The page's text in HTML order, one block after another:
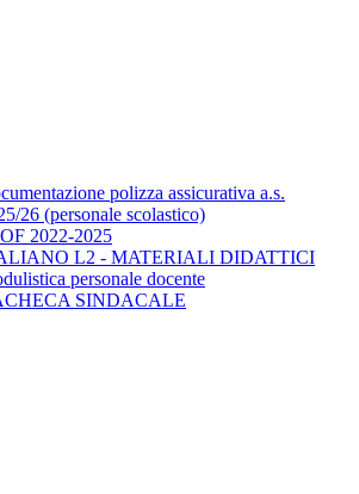
polizza assicurativa a.s.
26 (personale scolastico)
2022-2025
L2 - MATERIALI DIDATTICI
personale docente
SINDACALE